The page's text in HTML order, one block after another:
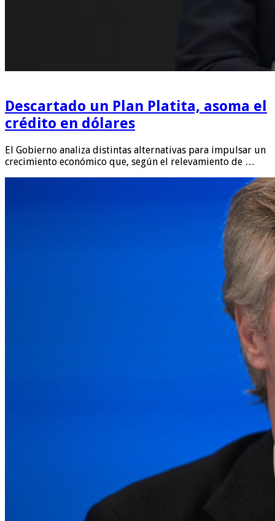
Descartado un Plan Platita, asoma el
crédito en dólares
El Gobierno analiza distintas alternativas para impulsar un
crecimiento económico que, según el relevamiento de …